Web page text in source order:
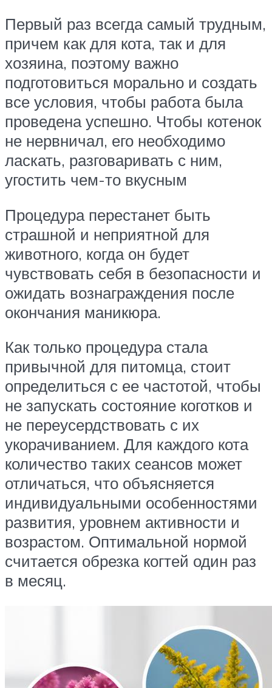
Первый раз всегда самый трудным,
причем как для кота, так и для
хозяина, поэтому важно
подготовиться морально и создать
все условия, чтобы работа была
проведена успешно. Чтобы котенок
не нервничал, его необходимо
ласкать, разговаривать с ним,
угостить чем-то вкусным
Процедура перестанет быть
страшной и неприятной для
животного, когда он будет
чувствовать себя в безопасности и
ожидать вознаграждения после
окончания маникюра.
Как только процедура стала
привычной для питомца, стоит
определиться с ее частотой, чтобы
не запускать состояние коготков и
не переусердствовать с их
укорачиванием. Для каждого кота
количество таких сеансов может
отличаться, что объясняется
индивидуальными особенностями
развития, уровнем активности и
возрастом. Оптимальной нормой
считается обрезка когтей один раз
в месяц.